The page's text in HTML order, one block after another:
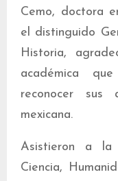
Cemo, doctora
el distinguido
Historia,
académica
reconocer sus
mexicana.
Asistieron a la
Ciencia,